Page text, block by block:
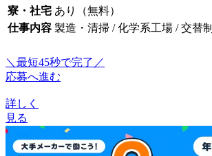
寮・社宅 あり（無料）
仕事内容 製造・清掃 / 化学系工場 / 交替制
＼最短45秒で完了／
応募へ進む
詳しく
見る